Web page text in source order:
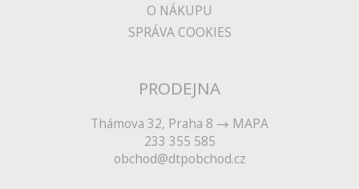
O NÁKUPU
SPRÁVA COOKIES
PRODEJNA
Thámova 32, Praha 8
MAPA
233 355 585
obchod@dtpobchod.cz